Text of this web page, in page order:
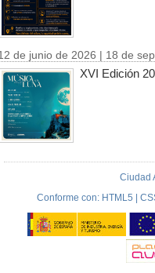
de junio de 2026 | 18 de
XVI Edición
Ciudad
Conforme con: HTML5 |